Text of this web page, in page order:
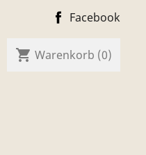
Facebook
shopping_cart Warenkorb (0)